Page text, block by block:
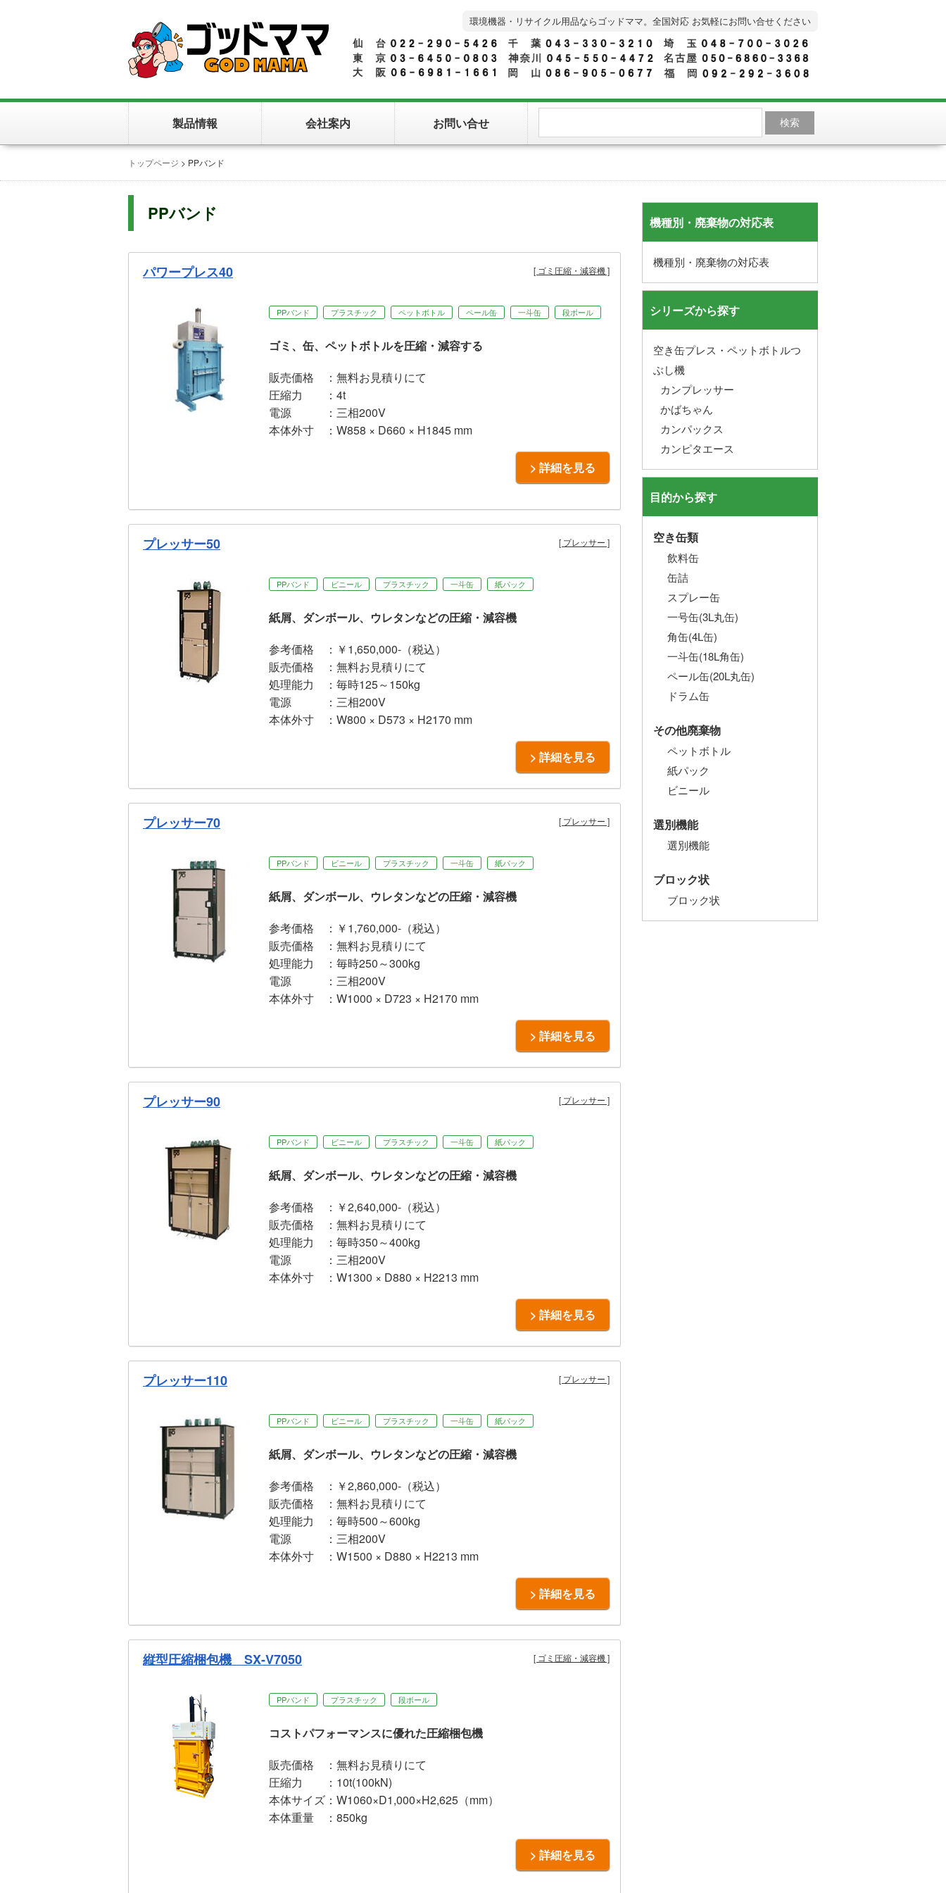
環境機器・リサイクル用品ならゴッドママ。全国対応 お気軽にお問い合せください
製品情報 会社案内 お問い合せ
トップページ > PPバンド
PPバンド
パワープレス40 ゴミ圧縮・減容機
PPバンド プラスチック ペットボトル ペール缶 一斗缶 段ボール
ゴミ、缶、ペットボトルを圧縮・減容する
販売価格
：無料お見積りにて
圧縮力
：4t
電源
：三相200V
本体外寸
：W858 × D660 × H1845 mm
> 詳細を見る
プレッサー50 プレッサー
PPバンド ビニール プラスチック 一斗缶 紙パック
紙屑、ダンボール、ウレタンなどの圧縮・減容機
参考価格
：￥1,650,000-（税込）
販売価格
：無料お見積りにて
処理能力
：毎時125～150kg
電源
：三相200V
本体外寸
：W800 × D573 × H2170 mm
> 詳細を見る
プレッサー70 プレッサー
PPバンド ビニール プラスチック 一斗缶 紙パック
紙屑、ダンボール、ウレタンなどの圧縮・減容機
参考価格
：￥1,760,000-（税込）
販売価格
：無料お見積りにて
処理能力
：毎時250～300kg
電源
：三相200V
本体外寸
：W1000 × D723 × H2170 mm
> 詳細を見る
プレッサー90 プレッサー
PPバンド ビニール プラスチック 一斗缶 紙パック
紙屑、ダンボール、ウレタンなどの圧縮・減容機
参考価格
：￥2,640,000-（税込）
販売価格
：無料お見積りにて
処理能力
：毎時350～400kg
電源
：三相200V
本体外寸
：W1300 × D880 × H2213 mm
> 詳細を見る
プレッサー110 プレッサー
PPバンド ビニール プラスチック 一斗缶 紙パック
紙屑、ダンボール、ウレタンなどの圧縮・減容機
参考価格
：￥2,860,000-（税込）
販売価格
：無料お見積りにて
処理能力
：毎時500～600kg
電源
：三相200V
本体外寸
：W1500 × D880 × H2213 mm
> 詳細を見る
縦型圧縮梱包機 SX-V7050 ゴミ圧縮・減容機
PPバンド プラスチック 段ボール
コストパフォーマンスに優れた圧縮梱包機
販売価格
：無料お見積りにて
圧縮力
：10t(100kN)
本体サイズ ：W1060×D1,000×H2,625（mm）
本体重量
：850kg
> 詳細を見る
機種別・廃棄物の対応表
機種別・廃棄物の対応表
シリーズから探す
空き缶プレス・ペットボトルつ
ぶし機
カンプレッサー
かばちゃん
カンパックス
カンピタエース
目的から探す
空き缶類
飲料缶
缶詰
スプレー缶
一号缶(3L丸缶)
角缶(4L缶)
一斗缶(18L角缶)
ペール缶(20L丸缶)
ドラム缶
その他廃棄物
ペットボトル
紙パック
ビニール
選別機能
選別機能
ブロック状
ブロック状